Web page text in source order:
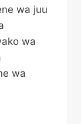
wa juu
wa
wa